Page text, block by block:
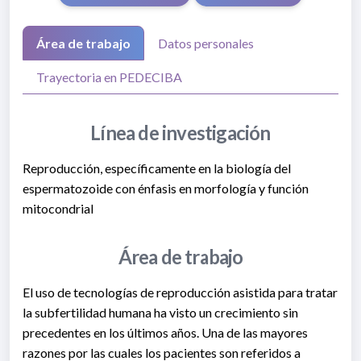
Área de trabajo Datos personales
Trayectoria en PEDECIBA
Línea de investigación
Reproducción, específicamente en la biología del
espermatozoide con énfasis en morfología y función
mitocondrial
Área de trabajo
El uso de tecnologías de reproducción asistida para tratar
la subfertilidad humana ha visto un crecimiento sin
precedentes en los últimos años. Una de las mayores
razones por las cuales los pacientes son referidos a